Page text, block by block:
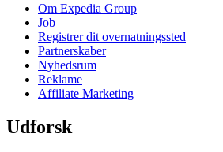
Om Expedia Group
Job
Registrer dit overnatningssted
Partnerskaber
Nyhedsrum
Reklame
Affiliate Marketing
Udforsk